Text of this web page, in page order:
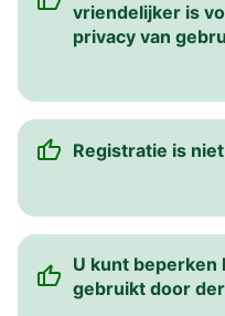
vriendelijker is
privacy van
Registratie is
U kunt
gebruikt door